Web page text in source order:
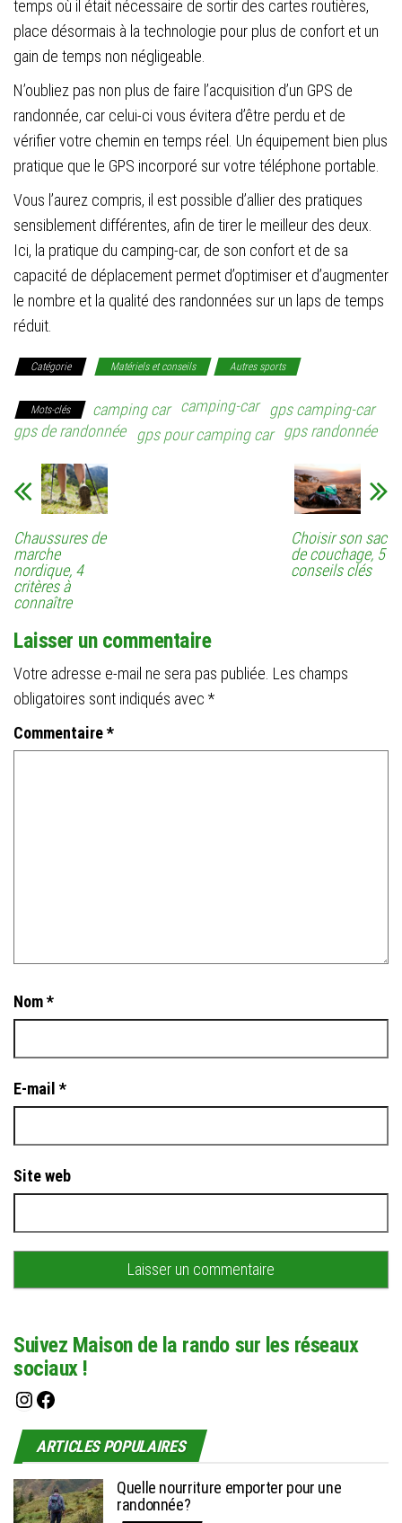
temps où il était nécessaire de sortir des cartes routières,
place désormais à la technologie pour plus de confort et un
gain de temps non négligeable.
N’oubliez pas non plus de faire l’acquisition d’un GPS de
randonnée, car celui-ci vous évitera d’être perdu et de
vérifier votre chemin en temps réel. Un équipement bien plus
pratique que le GPS incorporé sur votre téléphone portable.
Vous l’aurez compris, il est possible d’allier des pratiques
sensiblement différentes, afin de tirer le meilleur des deux.
Ici, la pratique du camping-car, de son confort et de sa
capacité de déplacement permet d’optimiser et d’augmenter
le nombre et la qualité des randonnées sur un laps de temps
réduit.
Catégorie Matériels et conseils Autres sports
Mots-clés camping car camping-car
gps camping-car
gps de randonnée
gps pour camping car gps randonnée
Chaussures de
marche
nordique, 4
critères à
connaître
Choisir son sac
de couchage, 5
conseils clés
Laisser un commentaire
Votre adresse e-mail ne sera pas publiée. Les champs
obligatoires sont indiqués avec *
Commentaire*
Nom*
E-mail *
Site web
Suivez Maison de la rando sur les réseaux
sociaux !
Instagram
Facebook
ARTICLES POPULAIRES
Quelle nourriture emporter pour une
randonnée?